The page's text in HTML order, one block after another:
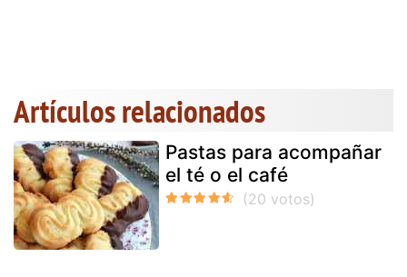
Artículos relacionados
Pastas para acompañar
el té o el café